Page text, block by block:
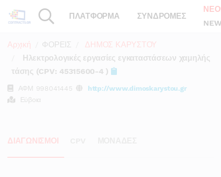
ΠΛΑΤΦΟΡΜΑ ΣΥΝΔΡΟΜΕΣ
Αρχική ΦΟΡΕΙΣ
ΔΗΜΟΣ ΚΑΡΥΣΤΟΥ
Ηλεκτρολογικές εργασίες εγκαταστάσεων χαμηλής
τάσης (CPV: 45315600-4 )
ΑΦΜ 998041445
http://www.dimoskarystou.gr
Εύβοια
ΔΙΑΓΩΝΙΣΜΟΙ